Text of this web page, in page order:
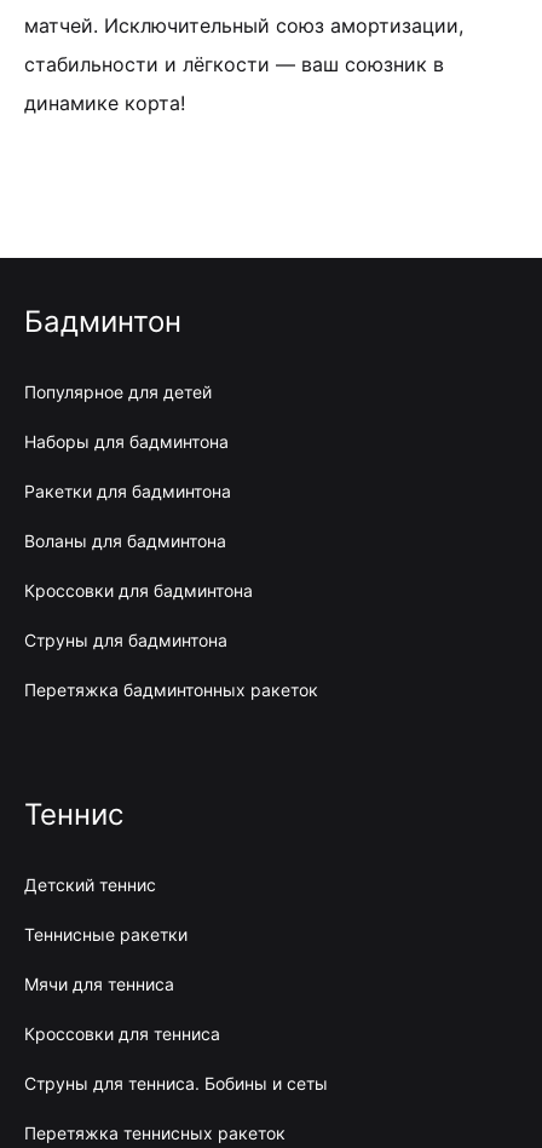
матчей. Исключительный союз амортизации,
стабильности и лёгкости — ваш союзник в
динамике корта!
Бадминтон
Популярное для детей
Наборы для бадминтона
Ракетки для бадминтона
Воланы для бадминтона
Кроссовки для бадминтона
Струны для бадминтона
Перетяжка бадминтонных ракеток
Теннис
Детский теннис
Теннисные ракетки
Мячи для тенниса
Кроссовки для тенниса
Струны для тенниса. Бобины и сеты
Перетяжка теннисных ракеток